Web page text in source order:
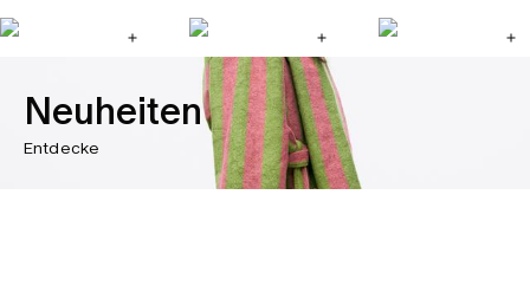
Neuheiten
Entdecke